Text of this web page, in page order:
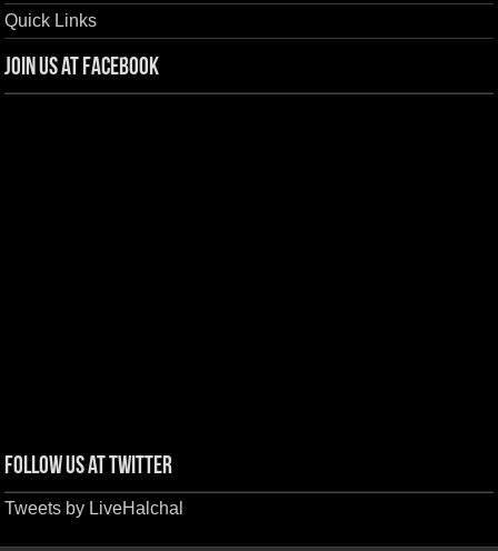
Quick Links
Join us at Facebook
Follow us at Twitter
Tweets by LiveHalchal